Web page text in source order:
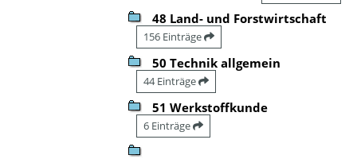
48 Land- und Forstwirtschaft
156 Einträge
50 Technik allgemein
44 Einträge
51 Werkstoffkunde
6 Einträge